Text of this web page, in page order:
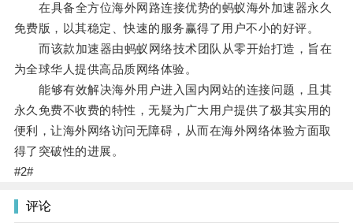
在具备全方位海外网路连接优势的蚂蚁海外加速器永久
免费版，以其稳定、快速的服务赢得了用户不小的好评。
而该款加速器由蚂蚁网络技术团队从零开始打造，旨在
为全球华人提供高品质网络体验。
能够有效解决海外用户进入国内网站的连接问题，且其
永久免费不收费的特性，无疑为广大用户提供了极其实用的
便利，让海外网络访问无障碍，从而在海外网络体验方面取
得了突破性的进展。
#2#
评论